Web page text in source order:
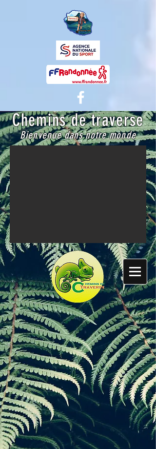
Chemins de traverse
Bienvenue dans notre monde